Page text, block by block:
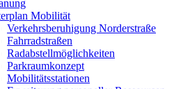
Mobilität
Verkehrsberuhigung Norderstraße
Fahrradstraßen
Radabstellmöglichkeiten
Parkraumkonzept
Mobilitätsstationen